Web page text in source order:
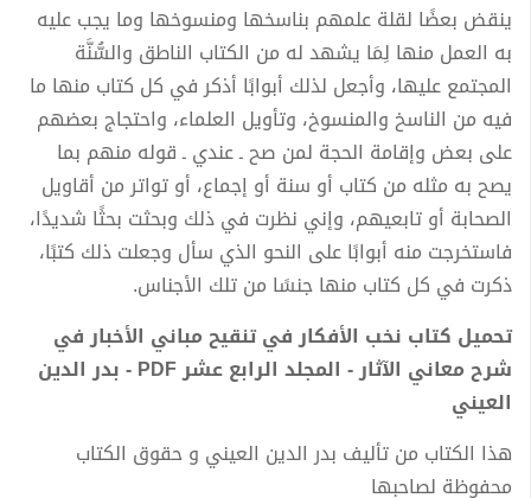
ينقض بعضًا لقلة علمهم بناسخها ومنسوخها وما يجب عليه
به العمل منها لِمَا يشهد له من الكتاب الناطق والسُّنَّة
المجتمع عليها، وأجعل لذلك أبوابًا أذكر في كل كتاب منها ما
فيه من الناسخ والمنسوخ، وتأويل العلماء، واحتجاج بعضهم
على بعض وإقامة الحجة لمن صح ـ عندي ـ قوله منهم بما
يصح به مثله من كتاب أو سنة أو إجماع، أو تواتر من أقاويل
الصحابة أو تابعيهم، وإني نظرت في ذلك وبحثت بحثًا شديدًا،
فاستخرجت منه أبوابًا على النحو الذي سأل وجعلت ذلك كتبًا،
ذكرت في كل كتاب منها جنسًا من تلك الأجناس.
تحميل كتاب نخب الأفكار في تنقيح مباني الأخبار في
شرح معاني الآثار - المجلد الرابع عشر PDF - بدر الدين
العيني
هذا الكتاب من تأليف بدر الدين العيني و حقوق الكتاب
محفوظة لصاحبها